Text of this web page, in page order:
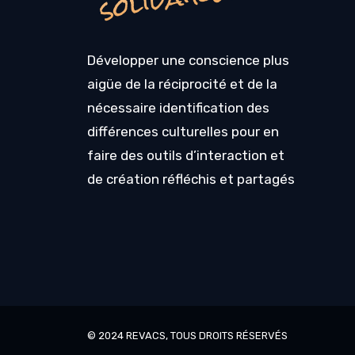
Développer une conscience plus
aigüe de la réciprocité et de la
nécessaire identification des
différences culturelles pour en
faire des outils d’interaction et
de création réfléchis et partagés
© 2024 REVACS, TOUS DROITS RÉSERVÉS